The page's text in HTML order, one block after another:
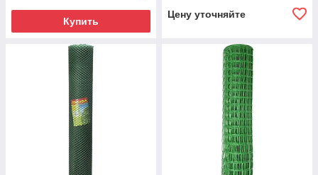
Купить
Цену уточняйте